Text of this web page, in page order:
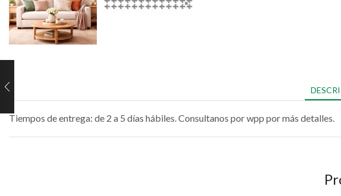
Tiempos de entrega: de 2 a 5 días hábiles. Consultanos por wpp por más detalles.